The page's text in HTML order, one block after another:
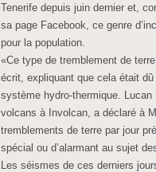
Tenerife depuis juin dernier et,
sa page Facebook, ce genre
pour la population.
«Ce type de tremblement de
écrit, expliquant que cela était
système hydro-thermique.
volcans à Involcan, a déclaré à
tremblements de terre par jour
spécial ou d’alarmant au sujet
Les séismes de ces derniers